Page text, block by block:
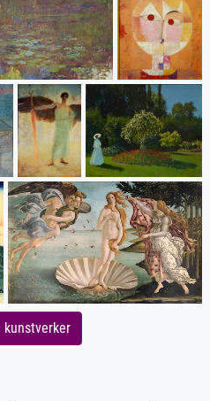
kunstverker